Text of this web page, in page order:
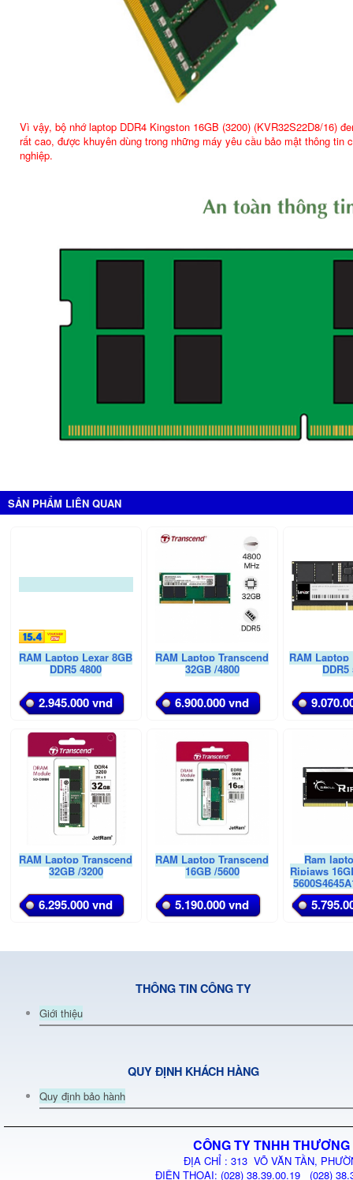
Vì vậy, bộ nhớ laptop DDR4 Kingston 16GB (3200) (KVR32S22D8/16)
rất cao, được khuyên dùng trong những máy yêu cầu bảo mật thông tin
nghiệp.
SẢN PHẨM LIÊN QUAN
RAM Laptop Lexar 8GB
DDR5 4800
2.945.000 vnd
RAM Laptop Transcend
32GB /4800
6.900.000 vnd
RAM Laptop
DDR5
RAM Laptop Transcend
32GB /3200
6.295.000 vnd
RAM Laptop Transcend
16GB /5600
5.190.000 vnd
Ram
Ripjaws
THÔNG TIN CÔNG TY
Giới thiệu
QUY ĐỊNH KHÁCH HÀNG
Quy định bảo hành
CÔNG TY TNHH
ĐỊA CHỈ : 313 VÕ VĂN TẦN,
ĐIỆN THOẠI: (028) 38.39.00.19 (028)